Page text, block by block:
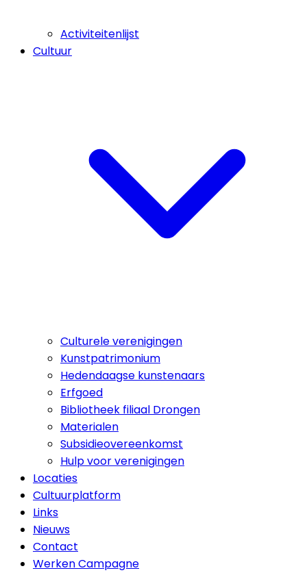
Activiteitenlijst
Cultuur
Culturele verenigingen
Kunstpatrimonium
Hedendaagse kunstenaars
Erfgoed
Bibliotheek filiaal Drongen
Materialen
Subsidieovereenkomst
Hulp voor verenigingen
Locaties
Cultuurplatform
Links
Nieuws
Contact
Werken Campagne